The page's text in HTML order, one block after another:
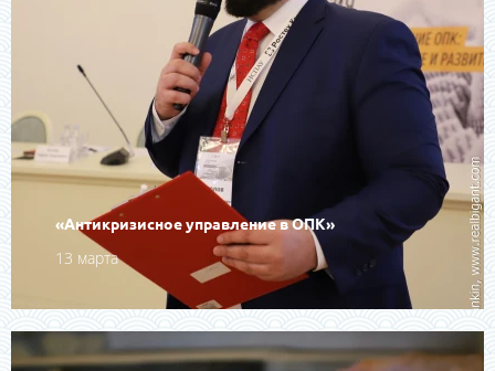
«Антикризисное управление в ОПК»
13 марта